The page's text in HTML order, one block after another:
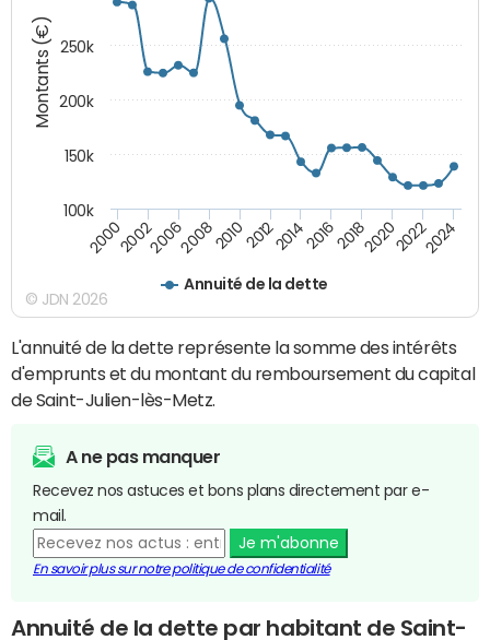
Montants (€)
Annuité de la dette
200020022006200820102012201420162018202020222024
100k
150k
200k
250k
© JDN 2026
L'annuité de la dette représente la somme des intérêts
d'emprunts et du montant du remboursement du capital
de Saint-Julien-lès-Metz.
A ne pas manquer
Recevez nos astuces et bons plans directement par e-
mail.
Je m'abonne
En savoir plus sur notre politique de confidentialité
Annuité de la dette par habitant de Saint-